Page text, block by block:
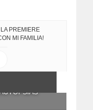
LA PREMIERE
MI FAMILIA!